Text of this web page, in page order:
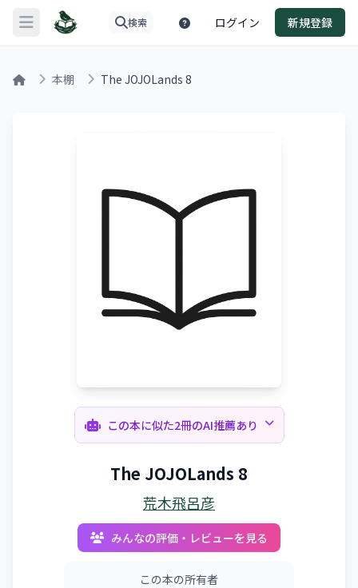
メニューを開く 検索 ログイン 新規登録
本棚 The JOJOLands 8
この本に似た2冊のAI推薦あり
The JOJOLands 8
荒木飛呂彦
みんなの評価・レビューを見る
この本の所有者